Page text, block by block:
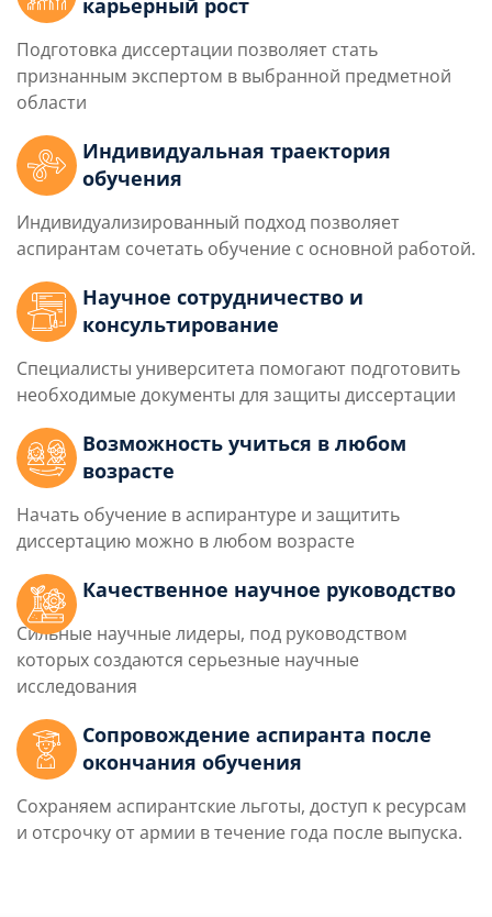
Подготовка диссертации позволяет стать
признанным экспертом в выбранной предметной
области
Индивидуальная траектория
обучения
Индивидуализированный подход позволяет
аспирантам сочетать обучение с основной работой.
Научное сотрудничество и
консультирование
Специалисты университета помогают подготовить
необходимые документы для защиты диссертации
Возможность учиться в любом
возрасте
Начать обучение в аспирантуре и защитить
диссертацию можно в любом возрасте
Качественное научное руководство
Сильные научные лидеры, под руководством
которых создаются серьезные научные
исследования
Сопровождение аспиранта после
окончания обучения
Сохраняем аспирантские льготы, доступ к ресурсам
и отсрочку от армии в течение года после выпуска.